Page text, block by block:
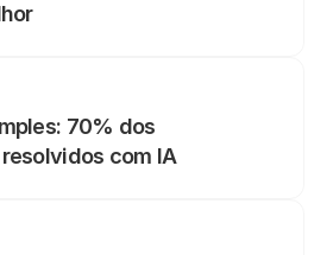
70% dos
com IA